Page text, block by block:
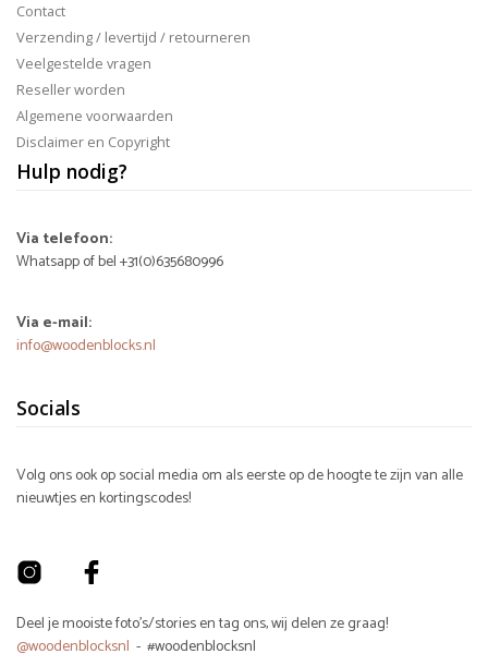
Contact
Verzending / levertijd / retourneren
Veelgestelde vragen
Reseller worden
Algemene voorwaarden
Disclaimer en Copyright
Hulp nodig?
Via telefoon:
Whatsapp of bel +31(0)635680996
Via e-mail:
info@woodenblocks.nl
Socials
Volg ons ook op social media om als eerste op de hoogte te zijn van alle
nieuwtjes en kortingscodes!
Deel je mooiste foto's/stories en tag ons, wij delen ze graag!
@woodenblocksnl - #woodenblocksnl